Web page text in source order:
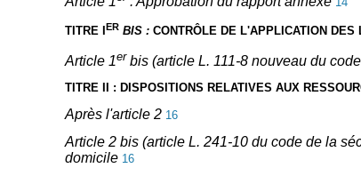
TITRE I ER BIS : CONTRÔLE DE L'APPLICATION
Article 1erbis (article L. 111-8 nouveau du
TITRE II : DISPOSITIONS RELATIVES AUX
Après l'article 2 16
Article 2 bis (article L. 241-10 du code de la
domicile 16